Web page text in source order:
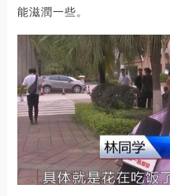
能滋潤一些。